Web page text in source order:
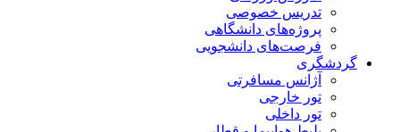
تدریس خصوصی
پروژه‌های دانشگاهی
فرصت‌های دانشجویی
گردشگری
آژانس مسافرتی
تور خارجی
تور داخلی